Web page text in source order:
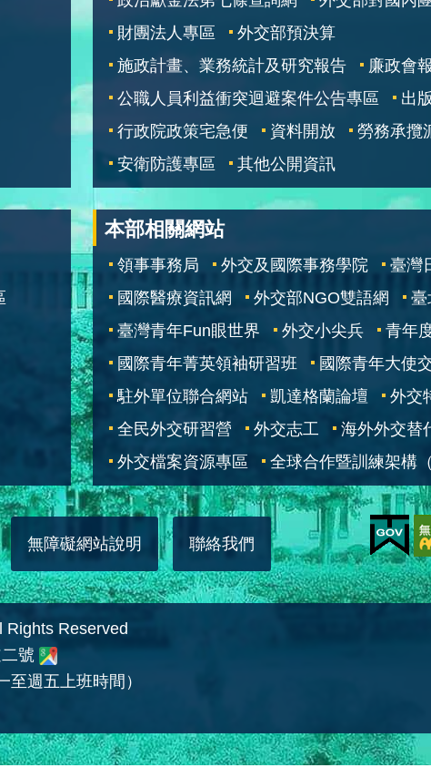
財團法人專區
外交部預決算
施政計畫、業務統計及研究報告
廉政會
公職人員利益衝突迴避案件公告專區
出
行政院政策宅急便
資料開放
勞務承攬
安衛防護專區
其他公開資訊
本部相關網站
領事事務局 外交及國際事務學院
臺灣
國際醫療資訊網
外交部NGO雙語網
臺
臺灣青年Fun眼世界
外交小尖兵
青年
國際青年菁英領袖研習班
國際青年大使
駐外單位聯合網站
凱達格蘭論壇
外交
全民外交研習營
外交志工
海外外交替
外交檔案資源專區
全球合作暨訓練架構
無障礙網站說明 聯絡我們
Rights Reserved
號
週五上班時間）